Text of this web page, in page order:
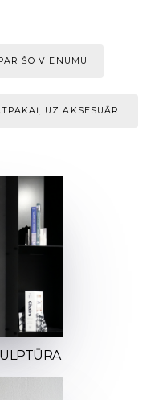
ŠO VIENUMU
UZ AKSESUĀRI